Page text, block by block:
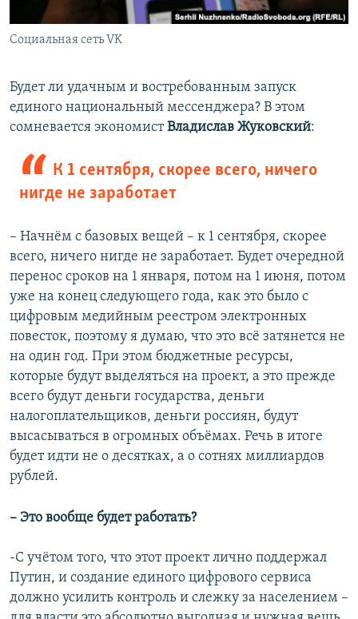
Социальная сеть VK
Будет ли удачным и востребованным запуск
единого национальный мессенджера? В этом
сомневается экономистВладислав Жуковский:
К 1 сентября, скорее всего, ничего
нигде не заработает
– Начнём с базовых вещей – к 1 сентября, скорее
всего, ничего нигде не заработает. Будет очередной
перенос сроков на 1 января, потом на 1 июня, потом
уже на конец следующего года, как это было с
цифровым медийным реестром электронных
повесток, поэтому я думаю, что это всё затянется не
на один год. При этом бюджетные ресурсы,
которые будут выделяться на проект, а это прежде
всего будут деньги государства, деньги
налогоплательщиков, деньги россиян, будут
высасываться в огромных объёмах. Речь в итоге
будет идти не о десятках, а о сотнях миллиардов
рублей.
– Это вообще будет работать?
-С учётом того, что этот проект лично поддержал
Путин, и создание единого цифрового сервиса
должно усилить контроль и слежку за населением –